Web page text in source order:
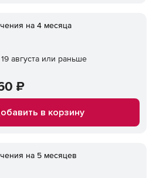
на 4 месяца
августа или раньше
₽
в корзину
на 5 месяцев